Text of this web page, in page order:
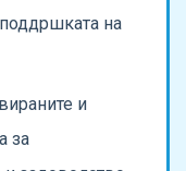
на
и
за